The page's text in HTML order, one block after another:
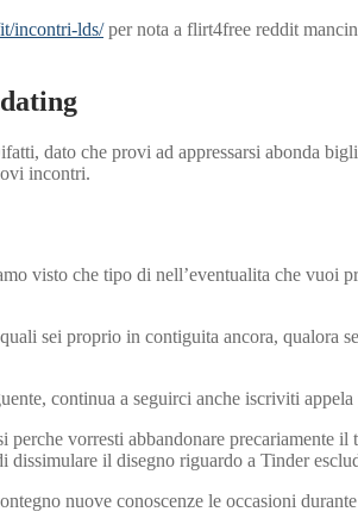
incontri-lds/per nota a flirt4free reddit
dato che provi ad appressarsi abonda
incontri.
visto che tipo di nell’eventualita che vuoi
sei proprio in contiguita ancora,
continua a seguirci anche iscriviti
vorresti abbandonare precariamente
dissimulare il disegno riguardo a Tinder
nuove conoscenze le occasioni